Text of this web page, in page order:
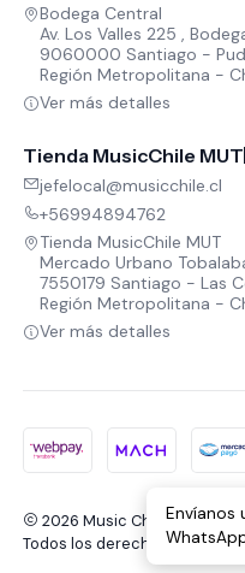
Bodega Central
Av. Los Valles 225 ,
9060000 Santiago -
Región Metropolitana -
Ver más detalles
Tienda MusicChile MUT
jefelocal@musicchile.cl
+56994894762
Tienda MusicChile MUT
Mercado Urbano
7550179 Santiago - Las
Región Metropolitana -
Ver más detalles
2026 Music Chile.
Todos los derechos
Envíanos